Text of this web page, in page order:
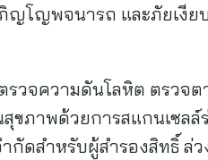
ญโญพจนารถ และภัยเงีย
วจความดันโลหิต ตรวจต
ขภาพด้วยการสแกนเซลล์
กัดสำหรับผู้สำรองสิทธิ์ ล่